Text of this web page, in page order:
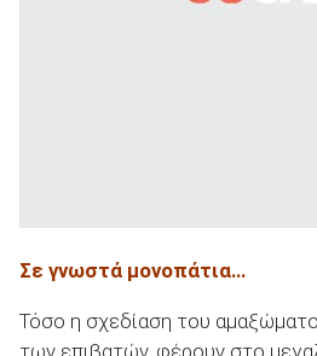
Σε γνωστά μονοπάτια…
Τόσο η σχεδίαση του